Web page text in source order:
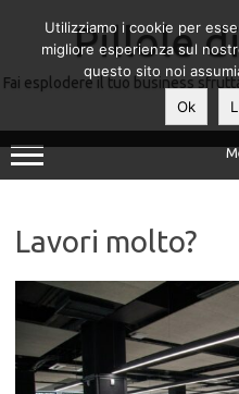
Pillole
Fai esplodere il tuo business
Lavori molto?
Utilizziamo i cookie per
migliore esperienza sul
questo sito noi
Ok